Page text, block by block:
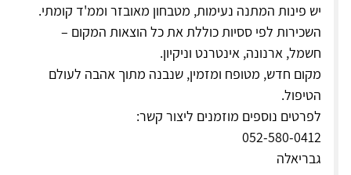
יש פינות המתנה נעימות, מטבחון מאובזר וממ'ד קומתי.
השכירות לפי ססיות כוללת את כל הוצאות המקום –
חשמל, ארנונה, אינטרנט וניקיון.
מקום חדש, מטופח ומזמין, שנבנה מתוך אהבה לעולם
הטיפול.
לפרטים נוספים מוזמנים ליצור קשר:
052-580-0412
גבריאלה